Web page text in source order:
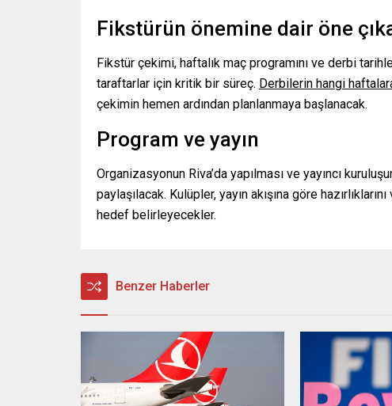
Fikstürün önemine dair öne
Fikstür çekimi, haftalık maç programını ve derbi
taraftarlar için kritik bir süreç. Derbilerin hangi
çekimin hemen ardından planlanmaya başlanacak.
Program ve yayın
Organizasyonun Riva’da yapılması ve yayıncı
paylaşılacak. Kulüpler, yayın akışına göre
hedef belirleyecekler.
Benzer Haberler